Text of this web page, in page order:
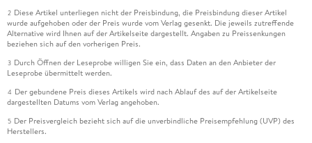
2 Diese Artikel unterliegen nicht der Preisbindung, die Preisbindung dieser Artikel
wurde aufgehoben oder der Preis wurde vom Verlag gesenkt. Die jeweils zutreffende
Alternative wird Ihnen auf der Artikelseite dargestellt. Angaben zu Preissenkungen
beziehen sich auf den vorherigen Preis.
3 Durch Öffnen der Leseprobe willigen Sie ein, dass Daten an den Anbieter der
Leseprobe übermittelt werden.
4 Der gebundene Preis dieses Artikels wird nach Ablauf des auf der Artikelseite
dargestellten Datums vom Verlag angehoben.
5 Der Preisvergleich bezieht sich auf die unverbindliche Preisempfehlung (UVP) des
Herstellers.